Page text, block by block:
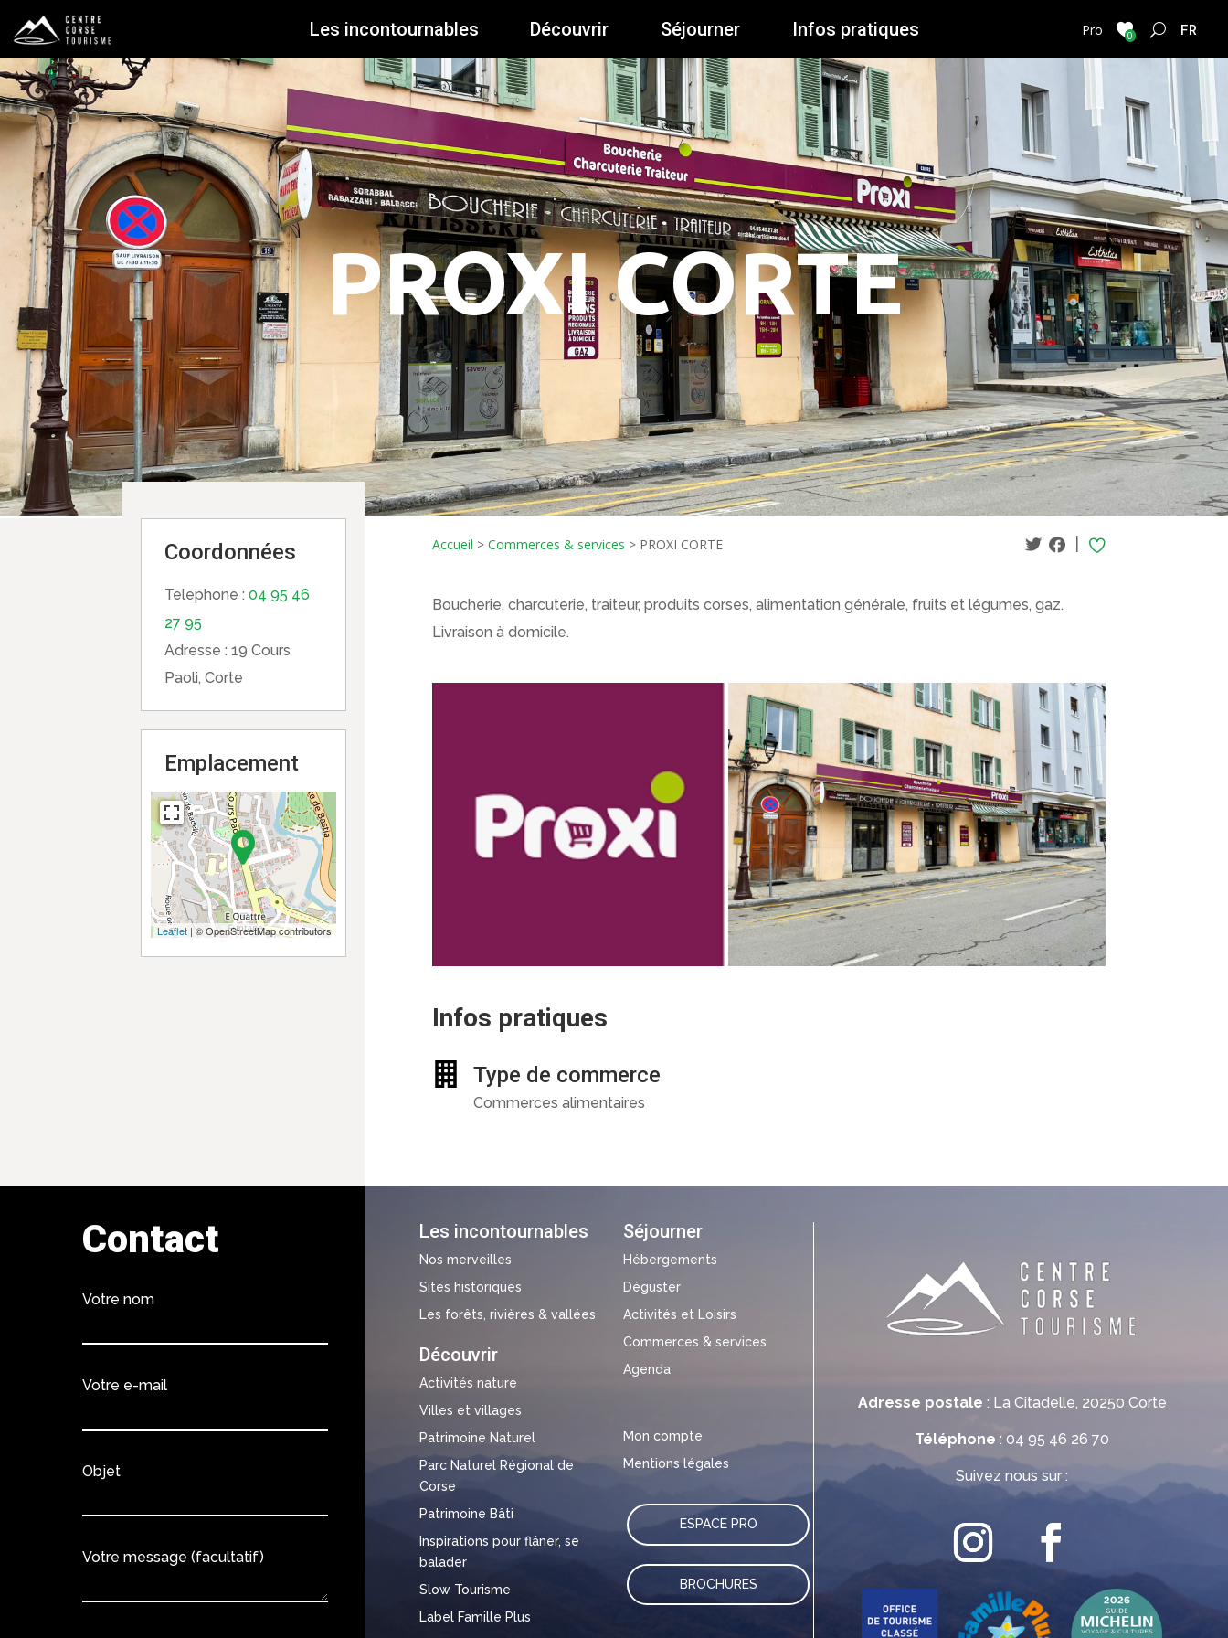
Les incontournables Découvrir Séjourner Infos pratiques Pro 0
PROXI CORTE
Accueil > Commerces & services > PROXI CORTE |
Coordonnées
Telephone :04 95 46
27 95
Adresse :19 Cours
Paoli, Corte
Emplacement
Leaflet| © OpenStreetMap contributors
Boucherie, charcuterie, traiteur, produits corses, alimentation générale, fruits et légumes, gaz.
Livraison à domicile.
Infos pratiques
Type de commerce
Commerces alimentaires
Adresse postale : La Citadelle, 20250 Corte
Téléphone : 04 95 46 26 70
Suivez nous sur :
Les incontournables
Nos merveilles
Sites historiques
Les forêts, rivières & vallées
Découvrir
Activités nature
Villes et villages
Patrimoine Naturel
Parc Naturel Régional de
Corse
Patrimoine Bâti
Inspirations pour flâner, se
balader
Slow Tourisme
Label Famille Plus
Séjourner
Hébergements
Déguster
Activités et Loisirs
Commerces & services
Agenda
Mon compte
Mentions légales
ESPACE PRO
BROCHURES
Contact
Votre nom
Votre e-mail
Objet
Votre message (facultatif)